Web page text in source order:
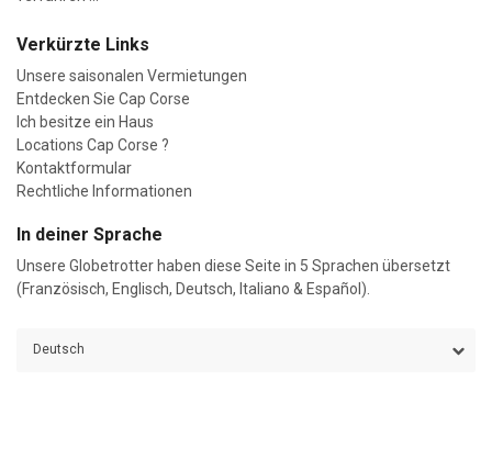
Verkürzte Links
Unsere saisonalen Vermietungen
Entdecken Sie Cap Corse
Ich besitze ein Haus
Locations Cap Corse ?
Kontaktformular
Rechtliche Informationen
In deiner Sprache
Unsere Globetrotter haben diese Seite in 5 Sprachen übersetzt
(Französisch, Englisch, Deutsch, Italiano & Español).